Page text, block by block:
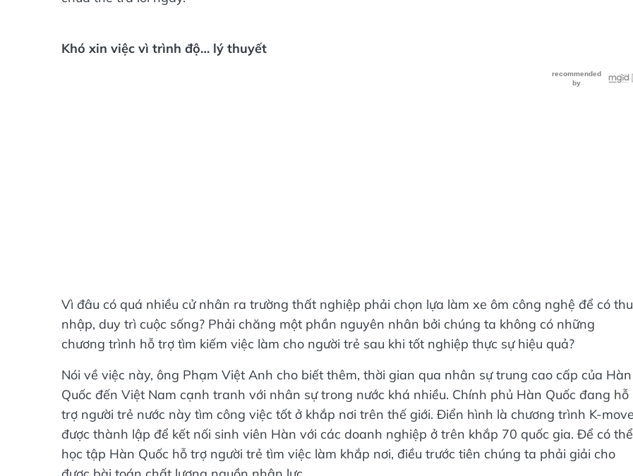
Khó xin việc vì trình độ… lý thuyết
Vì đâu có quá nhiều cử nhân ra trường thất nghiệp phải chọn lựa làm xe ôm công nghệ để có thu
nhập, duy trì cuộc sống? Phải chăng một phần nguyên nhân bởi chúng ta không có những
chương trình hỗ trợ tìm kiếm việc làm cho người trẻ sau khi tốt nghiệp thực sự hiệu quả?
Nói về việc này, ông Phạm Việt Anh cho biết thêm, thời gian qua nhân sự trung cao cấp của Hàn
Quốc đến Việt Nam cạnh tranh với nhân sự trong nước khá nhiều. Chính phủ Hàn Quốc đang hỗ
trợ người trẻ nước này tìm công việc tốt ở khắp nơi trên thế giới. Điển hình là chương trình K-move
được thành lập để kết nối sinh viên Hàn với các doanh nghiệp ở trên khắp 70 quốc gia. Để có thể
học tập Hàn Quốc hỗ trợ người trẻ tìm việc làm khắp nơi, điều trước tiên chúng ta phải giải cho
được bài toán chất lượng nguồn nhân lực.